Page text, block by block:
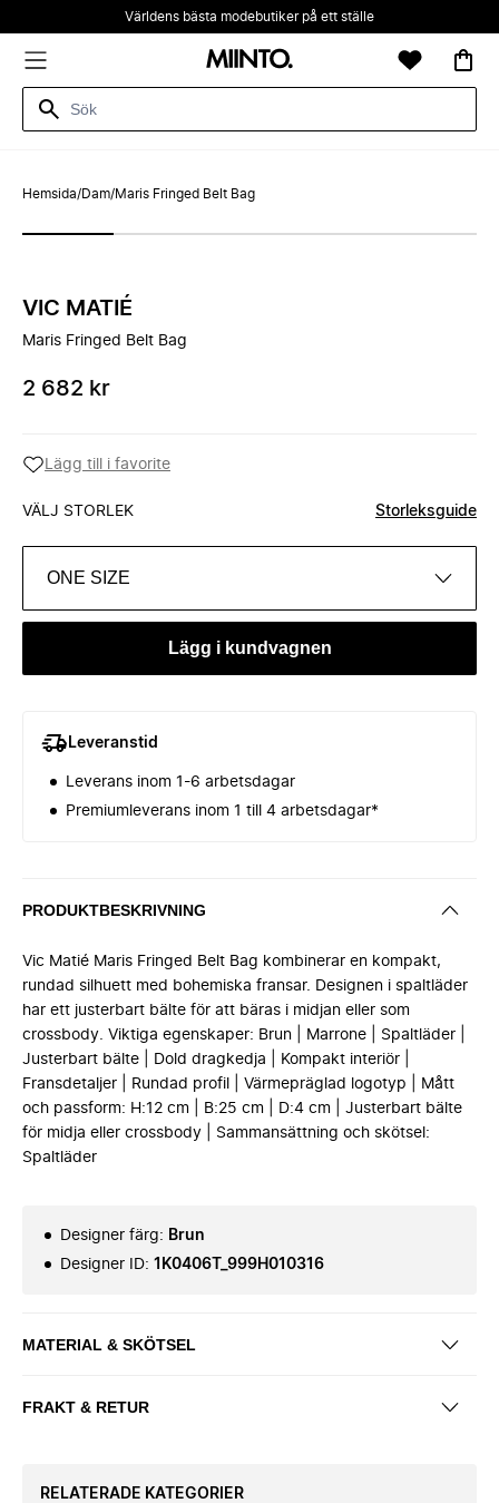
Världens bästa modebutiker på ett ställe
Hemsida/Dam/Maris Fringed Belt Bag
VIC MATIÉ
Maris Fringed Belt Bag
2 682 kr
Lägg till i favorite
VÄLJ STORLEK Storleksguide
ONE SIZE
Lägg i kundvagnen
Leveranstid
Leverans inom 1-6 arbetsdagar
Premiumleverans inom 1 till 4 arbetsdagar*
PRODUKTBESKRIVNING
Vic Matié Maris Fringed Belt Bag kombinerar en kompakt,
rundad silhuett med bohemiska fransar. Designen i spaltläder
har ett justerbart bälte för att bäras i midjan eller som
crossbody. Viktiga egenskaper: Brun | Marrone | Spaltläder |
Justerbart bälte | Dold dragkedja | Kompakt interiör |
Fransdetaljer | Rundad profil | Värmepräglad logotyp | Mått
och passform: H:12 cm | B:25 cm | D:4 cm | Justerbart bälte
för midja eller crossbody | Sammansättning och skötsel:
Spaltläder
Designer färg: Brun
Designer ID: 1K0406T_999H010316
MATERIAL & SKÖTSEL
FRAKT & RETUR
RELATERADE KATEGORIER